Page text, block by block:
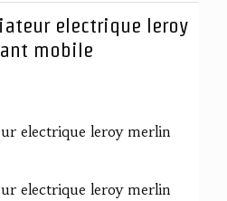
electrique leroy
mobile
electrique leroy merlin
electrique leroy merlin